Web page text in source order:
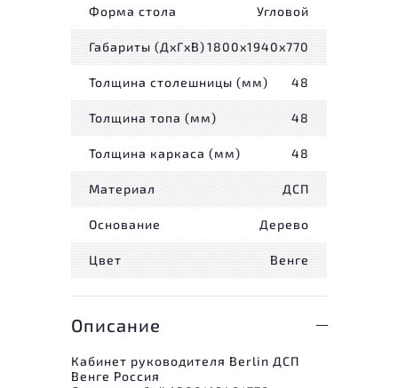
Форма стола Угловой
Габариты (ДxГxВ)1800x1940x770
Толщина столешницы (мм) 48
Толщина топа (мм) 48
Толщина каркаса (мм) 48
Материал ДСП
Основание Дерево
Цвет Венге
Описание
Кабинет руководителя Berlin ДСП
Венге Россия